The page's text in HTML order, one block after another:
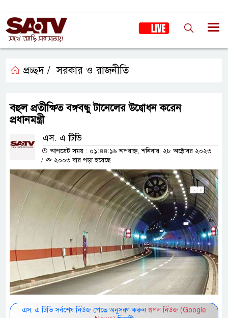
প্রচ্ছদ / সরকার ও রাজনীতি
বহুল প্রতীক্ষিত বঙ্গবন্ধু টানেলের উদ্বোধন করেন
প্রধানমন্ত্রী
এস. এ টিভি
আপডেট সময় : ০১:৪৪:১৬ অপরাহ্ন, শনিবার, ২৮ অক্টোবর ২০২৩
/
২০০৩ বার পড়া হয়েছে
এস. এ টিভি সর্বশেষ নিউজ পেতে অনুসরণ করুন গুগল নিউজ (Google